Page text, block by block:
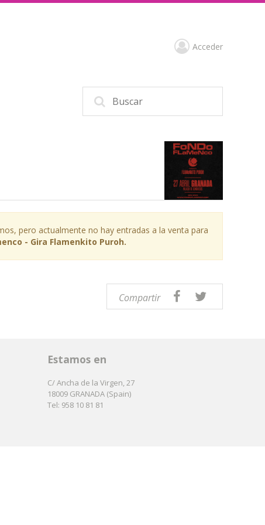
Acceder
pero actualmente no hay entradas a la venta para
- Gira Flamenkito Puroh.
Compartir
Estamos en
C/ Ancha de la Virgen, 27
18009 GRANADA (Spain)
Tel: 958 10 81 81